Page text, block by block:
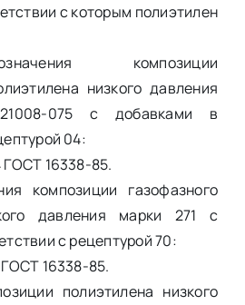
с которым полиэтилен
композиции
низкого давления
075 с добавками в
04:
16338-85.
композиции газофазного
давления марки 271 с
с рецептурой 70:
16338-85.
полиэтилена низкого